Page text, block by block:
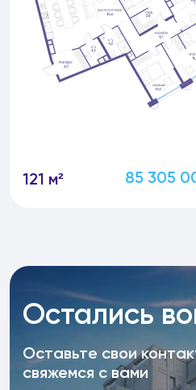
121 м² 85 305
Остались
Оставьте свои
свяжемся с вами